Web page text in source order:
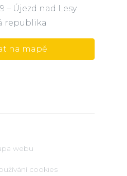
– Újezd nad Lesy
republika
na mapě
webu
cookies